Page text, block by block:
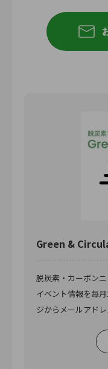
Green &
脱炭素・カーボン
イベント情報を毎
ジからメールアドレ